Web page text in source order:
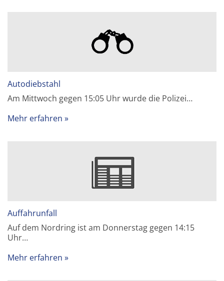
Autodiebstahl
Am Mittwoch gegen 15:05 Uhr wurde die Polizei…
Mehr erfahren
Auffahrunfall
Auf dem Nordring ist am Donnerstag gegen 14:15
Uhr…
Mehr erfahren